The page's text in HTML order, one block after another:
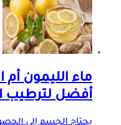
ماء الليمون أم
أفضل لترطيب
يحتاج الجسم إلى